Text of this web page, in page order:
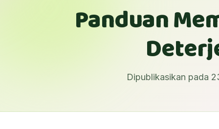
Panduan
Dipublikasikan pada